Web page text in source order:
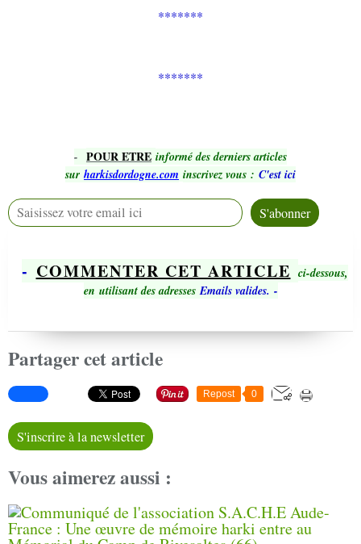
*******
*******
- POUR ETRE informé des derniers articles
sur harkisdordogne.com inscrivez vous : C'est ici
- COMMENTER CET ARTICLE ci-dessous,
en utilisant des adressesEmails valides. -
Partager cet article
Repost 0
S'inscrire à la newsletter
Vous aimerez aussi :